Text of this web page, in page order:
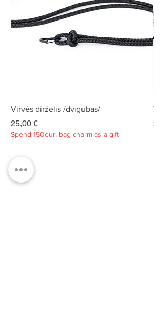
Virvės dirželis /dvigubas/
Kaina
25,00 €
Spend 150eur, bag charm as a gift